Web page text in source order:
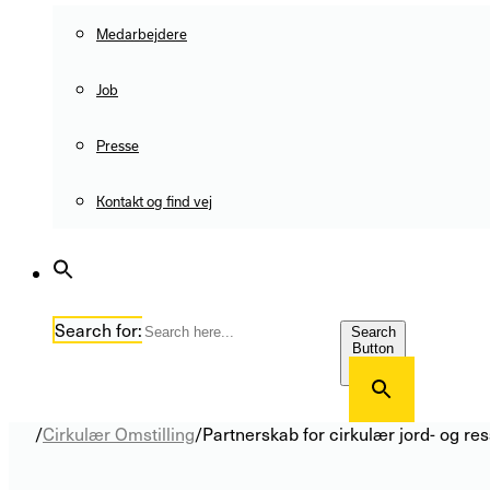
Medarbejdere
Job
Presse
Kontakt og find vej
Search for:
Search
Button
/Cirkulær Omstilling/Partnerskab for cirkulær jord- og